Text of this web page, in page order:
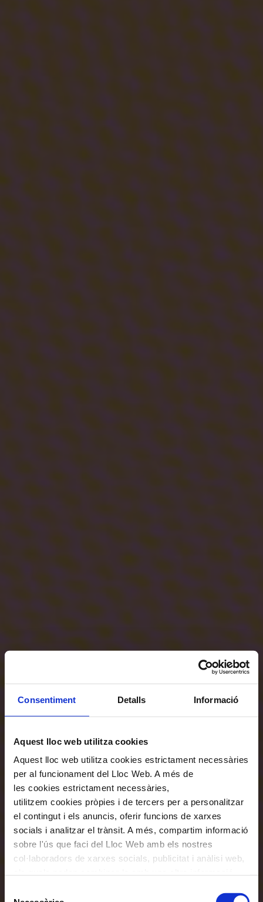
Consentiment Detalls Informació
Aquest lloc web utilitza cookies
Aquest lloc web utilitza cookies estrictament necessàries
per al funcionament del Lloc Web. A més de
les cookies estrictament necessàries,
utilitzem cookies pròpies i de tercers per a personalitzar
el contingut i els anuncis, oferir funcions de xarxes
socials i analitzar el trànsit. A més, compartim informació
sobre l'ús que faci del Lloc Web amb els nostres
col·laboradors de xarxes socials, publicitat i anàlisi web,